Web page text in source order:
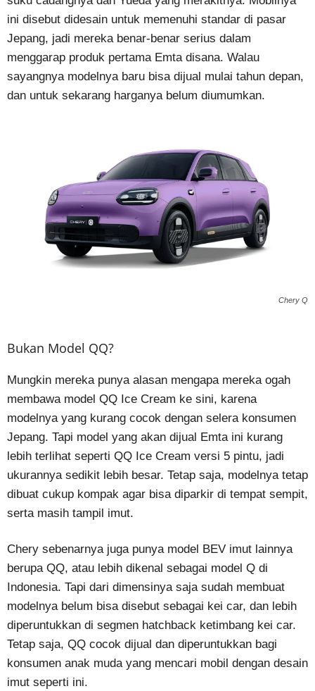
ini disebut didesain untuk memenuhi standar di pasar
Jepang, jadi mereka benar-benar serius dalam
menggarap produk pertama Emta disana. Walau
sayangnya modelnya baru bisa dijual mulai tahun depan,
dan untuk sekarang harganya belum diumumkan.
Chery Q
Bukan Model QQ?
Mungkin mereka punya alasan mengapa mereka ogah
membawa model QQ Ice Cream ke sini, karena
modelnya yang kurang cocok dengan selera konsumen
Jepang. Tapi model yang akan dijual Emta ini kurang
lebih terlihat seperti QQ Ice Cream versi 5 pintu, jadi
ukurannya sedikit lebih besar. Tetap saja, modelnya tetap
dibuat cukup kompak agar bisa diparkir di tempat sempit,
serta masih tampil imut.
Chery sebenarnya juga punya model BEV imut lainnya
berupa QQ, atau lebih dikenal sebagai model Q di
Indonesia. Tapi dari dimensinya saja sudah membuat
modelnya belum bisa disebut sebagai kei car, dan lebih
diperuntukkan di segmen hatchback ketimbang kei car.
Tetap saja, QQ cocok dijual dan diperuntukkan bagi
konsumen anak muda yang mencari mobil dengan desain
imut seperti ini.